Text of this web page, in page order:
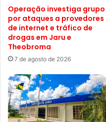
Operação investiga grupo
por ataques a provedores
de internet e tráfico de
drogas em Jaru e
Theobroma
7 de agosto de 2026